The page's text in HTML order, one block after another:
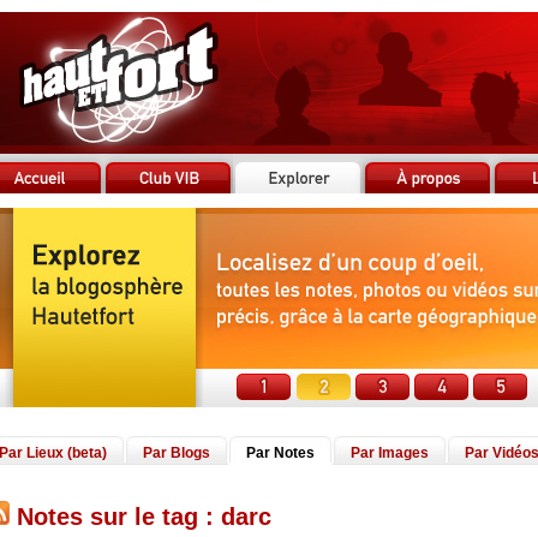
Par Lieux (beta) Par Blogs Par Notes Par Images Par Vidéos
Notes sur le tag : darc